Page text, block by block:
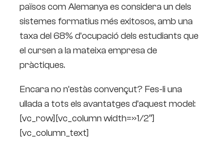
països com Alemanya es considera un dels
sistemes formatius més exitosos, amb una
taxa del 68% d’ocupació dels estudiants que
el cursen a la mateixa empresa de
pràctiques.
Encara no n’estàs convençut? Fes-li una
ullada a tots els avantatges d’aquest model:
[vc_row][vc_column width=»1/2″]
[vc_column_text]